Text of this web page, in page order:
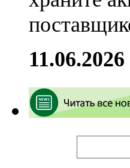
11.06.2026